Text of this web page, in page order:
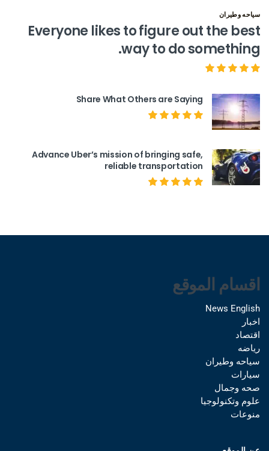
سياحه وطيران
Everyone likes to figure out the best
way to do something.
Share What Others are Saying
Advance Uber’s mission of bringing safe,
reliable transportation
اقسام الموقع
News English
اخبار
اقتصاد
رياضه
سياحه وطيران
سيارات
صحه وجمال
علوم وتكنولوجيا
منوعات